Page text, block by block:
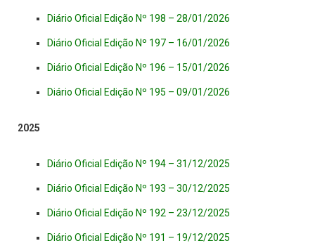
Diário Oficial Edição Nº 198 – 28/01/2026
Diário Oficial Edição Nº 197 – 16/01/2026
Diário Oficial Edição Nº 196 – 15/01/2026
Diário Oficial Edição Nº 195 – 09/01/2026
2025
Diário Oficial Edição Nº 194 – 31/12/2025
Diário Oficial Edição Nº 193 – 30/12/2025
Diário Oficial Edição Nº 192 – 23/12/2025
Diário Oficial Edição Nº 191 – 19/12/2025